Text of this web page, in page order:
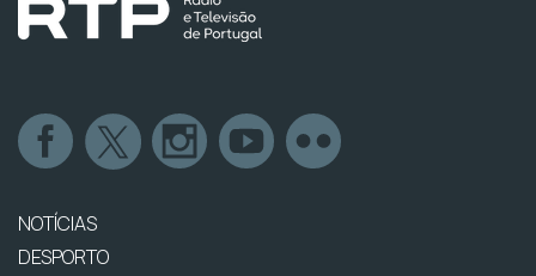
NOTÍCIAS
DESPORTO